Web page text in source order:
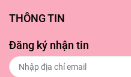
THÔNG TIN
Đăng ký nhận tin